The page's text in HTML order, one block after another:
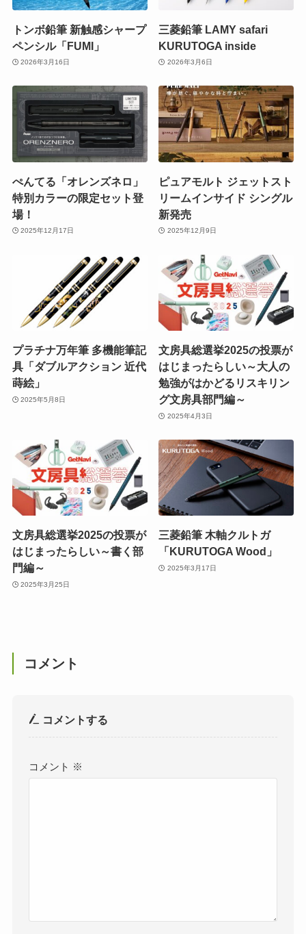
トンボ鉛筆 新触感シャープ
ペンシル「FUMI」
2026年3月16日
三菱鉛筆 LAMY safari
KURUTOGA inside
2026年3月6日
ぺんてる「オレンズネロ」
特別カラーの限定セット登
場！
2025年12月17日
ピュアモルト ジェットスト
リームインサイド シングル
新発売
2025年12月9日
プラチナ万年筆 多機能筆記
具「ダブルアクション 近代
蒔絵」
2025年5月8日
文房具総選挙2025の投票が
はじまったらしい～大人の
勉強がはかどるリスキリン
グ文房具部門編～
2025年4月3日
文房具総選挙2025の投票が
はじまったらしい～書く部
門編～
2025年3月25日
三菱鉛筆 木軸クルトガ
「KURUTOGA Wood」
2025年3月17日
コメント
コメントする
コメント ※